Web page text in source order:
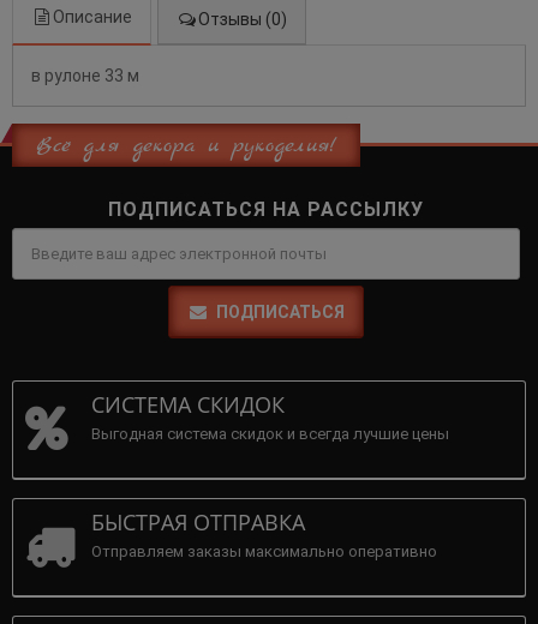
Описание Отзывы (0)
в рулоне 33 м
Всё для декора и рукоделия!
ПОДПИСАТЬСЯ НА РАССЫЛКУ
ПОДПИСАТЬСЯ
СИСТЕМА СКИДОК
Выгодная система скидок и всегда лучшие цены
БЫСТРАЯ ОТПРАВКА
Отправляем заказы максимально оперативно